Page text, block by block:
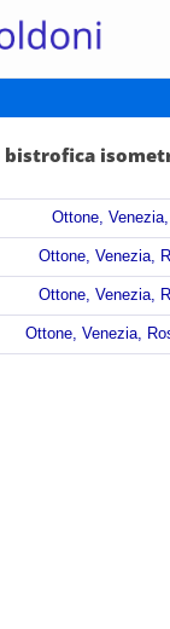
bistrofica
Ottone,
Ottone, Venezia,
Ottone, Venezia,
Ottone, Venezia,